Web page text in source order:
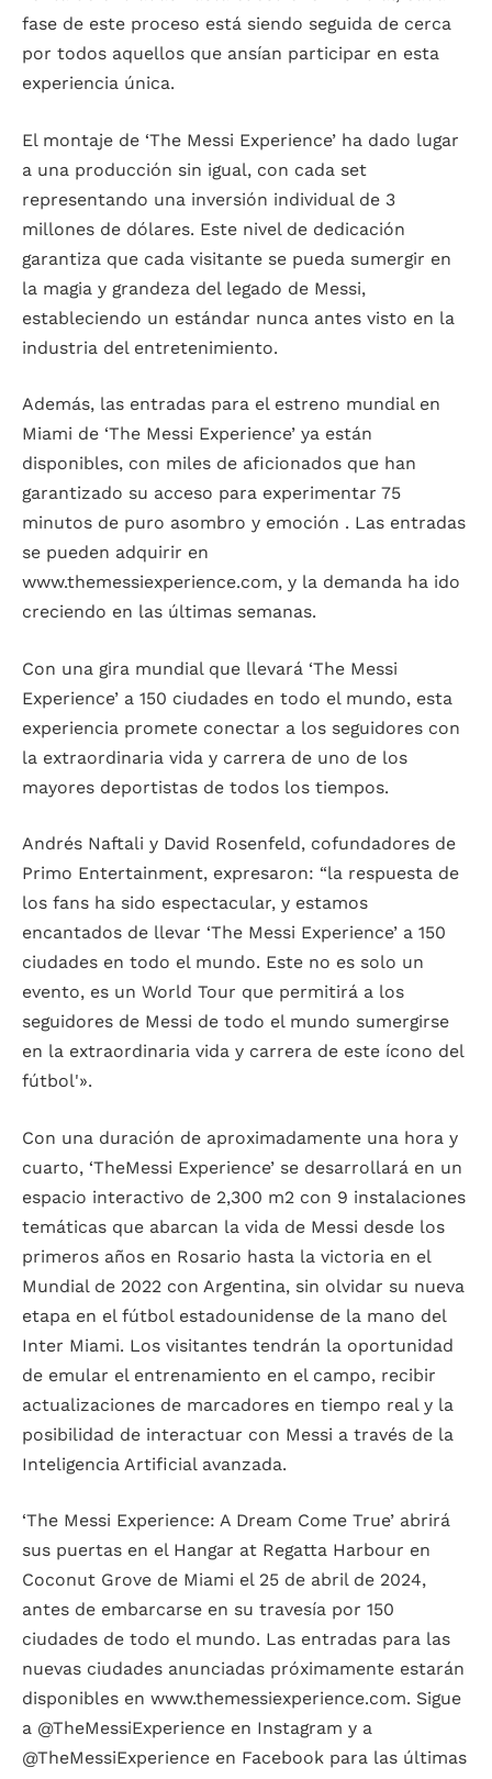
fase de este proceso está siendo seguida de cerca
por todos aquellos que ansían participar en esta
experiencia única.
El montaje de ‘The Messi Experience’ ha dado lugar
a una producción sin igual, con cada set
representando una inversión individual de 3
millones de dólares. Este nivel de dedicación
garantiza que cada visitante se pueda sumergir en
la magia y grandeza del legado de Messi,
estableciendo un estándar nunca antes visto en la
industria del entretenimiento.
Además, las entradas para el estreno mundial en
Miami de ‘The Messi Experience’ ya están
disponibles, con miles de aficionados que han
garantizado su acceso para experimentar 75
minutos de puro asombro y emoción . Las entradas
se pueden adquirir en
www.themessiexperience.com, y la demanda ha ido
creciendo en las últimas semanas.
Con una gira mundial que llevará ‘The Messi
Experience’ a 150 ciudades en todo el mundo, esta
experiencia promete conectar a los seguidores con
la extraordinaria vida y carrera de uno de los
mayores deportistas de todos los tiempos.
Andrés Naftali y David Rosenfeld, cofundadores de
Primo Entertainment, expresaron: “la respuesta de
los fans ha sido espectacular, y estamos
encantados de llevar ‘The Messi Experience’ a 150
ciudades en todo el mundo. Este no es solo un
evento, es un World Tour que permitirá a los
seguidores de Messi de todo el mundo sumergirse
en la extraordinaria vida y carrera de este ícono del
fútbol'».
Con una duración de aproximadamente una hora y
cuarto, ‘TheMessi Experience’ se desarrollará en un
espacio interactivo de 2,300 m2 con 9 instalaciones
temáticas que abarcan la vida de Messi desde los
primeros años en Rosario hasta la victoria en el
Mundial de 2022 con Argentina, sin olvidar su nueva
etapa en el fútbol estadounidense de la mano del
Inter Miami. Los visitantes tendrán la oportunidad
de emular el entrenamiento en el campo, recibir
actualizaciones de marcadores en tiempo real y la
posibilidad de interactuar con Messi a través de la
Inteligencia Artificial avanzada.
‘The Messi Experience: A Dream Come True’ abrirá
sus puertas en el Hangar at Regatta Harbour en
Coconut Grove de Miami el 25 de abril de 2024,
antes de embarcarse en su travesía por 150
ciudades de todo el mundo. Las entradas para las
nuevas ciudades anunciadas próximamente estarán
disponibles en www.themessiexperience.com. Sigue
a @TheMessiExperience en Instagram y a
@TheMessiExperience en Facebook para las últimas